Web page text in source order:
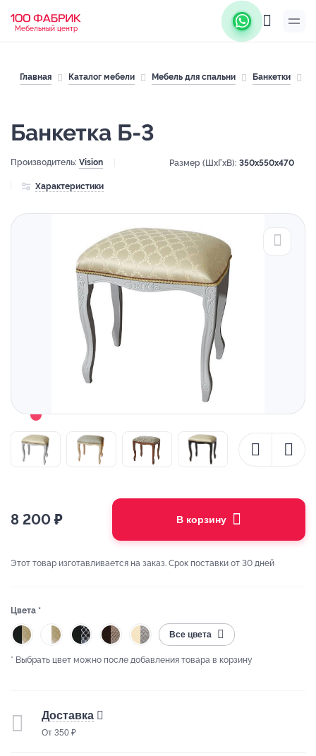
Мебельный центр
Главная Каталог мебели Мебель для спальни Банкетки
Банкетка Б-3
Производитель: Vision Размер (ШхГхВ): 350x550x470
Характеристики
8 200 ₽ В корзину
Этот товар изготавливается на заказ. Срок поставки от 30 дней
Цвета *
Все цвета
* Выбрать цвет можно после добавления товара в корзину
Доставка
От 350 ₽